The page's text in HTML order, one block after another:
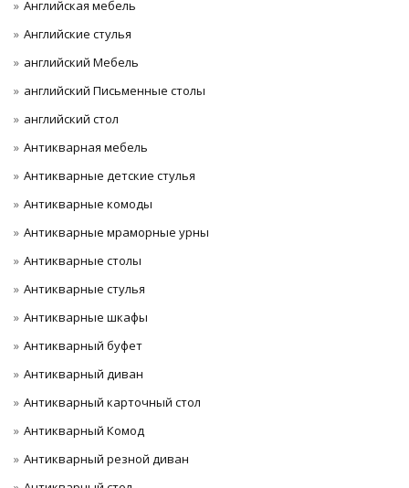
Английская мебель
Английские стулья
английский Мебель
английский Письменные столы
английский стол
Антикварная мебель
Антикварные детские стулья
Антикварные комоды
Антикварные мраморные урны
Антикварные столы
Антикварные стулья
Антикварные шкафы
Антикварный буфет
Антикварный диван
Антикварный карточный стол
Антикварный Комод
Антикварный резной диван